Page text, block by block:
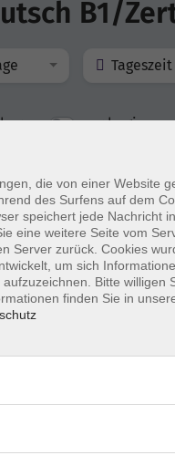
B1/
Tageszeit
nur
B1
telc Deutsch B1/
die von einer Website
des Surfens auf dem
speichert jede Nachricht
eine weitere Seite vom
Server zurück. Cookies
um sich
Bitte willigen
finden Sie in